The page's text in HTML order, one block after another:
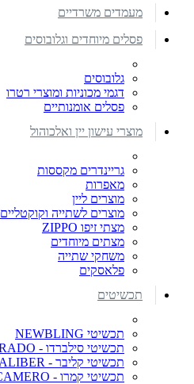
מעמדים משרדיים
פסלים מיוחדים וגלובוסים
גלובוסים
דגמי מכוניות ומוצרי רטרו
פסלים אומנותיים
מוצרי עישון יין ואלכוהול
גריינדרים מקססות
מאפרות
מוצרים ליין
מוצרים לשתייה וקוקטליים
מצתי זיפו ZIPPO
מצתים מיוחדים
משחקי שתייה
פלאסקים
תכשיטים
תכשיטי NEWBLING
תכשיטי סילברדו - SILVERADO
תכשיטי קליבר - KALIBER
תכשיטי קמרו - CAMERO